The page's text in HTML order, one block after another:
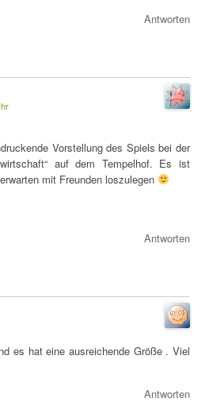
Antworten
Vorstellung des Spiels bei der
auf dem Tempelhof. Es ist
mit Freunden loszulegen
Antworten
es hat eine ausreichende Größe . Viel
Antworten